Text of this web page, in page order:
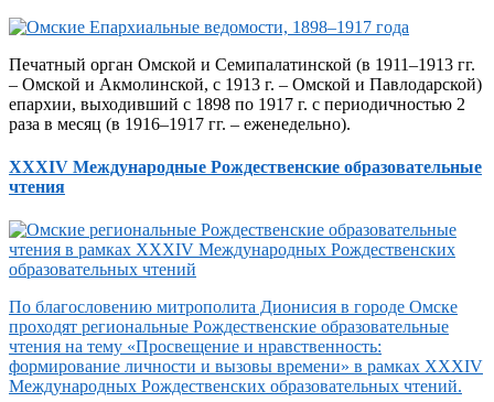
Печатный орган Омской и Семипалатинской (в 1911–1913 гг.
– Омской и Акмолинской, с 1913 г. – Омской и Павлодарской)
епархии, выходивший с 1898 по 1917 г. с периодичностью 2
раза в месяц (в 1916–1917 гг. – еженедельно).
XXXIV Международные Рождественские образовательные
чтения
По благословению митрополита Дионисия в городе Омске
проходят региональные Рождественские образовательные
чтения на тему «Просвещение и нравственность:
формирование личности и вызовы времени» в рамках XXXIV
Международных Рождественских образовательных чтений.